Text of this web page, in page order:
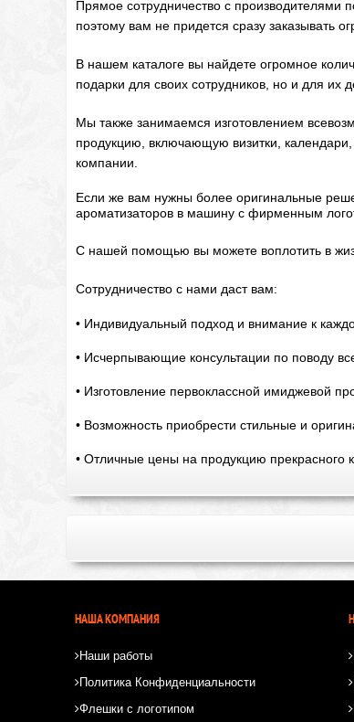
Прямое сотрудничество с производителями
поэтому вам не придется сразу заказывать
В нашем каталоге вы найдете огромное
подарки для своих сотрудников, но и для их
Мы также занимаемся изготовлением
продукцию, включающую визитки, календари,
компании.
Если же вам нужны более оригинальные
ароматизаторов в машину с фирменным
С нашей помощью вы можете воплотить в
Сотрудничество с нами даст вам:
• Индивидуальный подход и внимание к
• Исчерпывающие консультации по поводу
• Изготовление первоклассной имиджевой
• Возможность приобрести стильные и
• Отличные цены на продукцию прекрасного
НАША КОМПАНИЯ
Наши работы
Политика Конфиденциальности
Флешки с логотипом